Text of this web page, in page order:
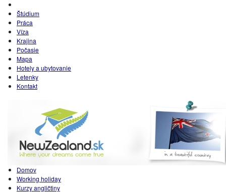
Štúdium
Práca
Víza
Krajina
Počasie
Mapa
Hotely a ubytovanie
Letenky
Kontakt
Domov
Working holiday
Kurzy angličtiny